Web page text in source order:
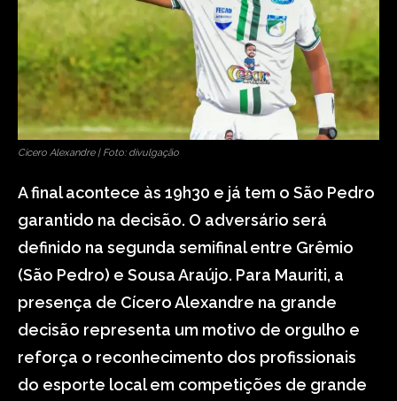
Cicero Alexandre | Foto: divulgação
A final acontece às 19h30 e já tem o São Pedro
garantido na decisão. O adversário será
definido na segunda semifinal entre Grêmio
(São Pedro) e Sousa Araújo. Para Mauriti, a
presença de Cícero Alexandre na grande
decisão representa um motivo de orgulho e
reforça o reconhecimento dos profissionais
do esporte local em competições de grande